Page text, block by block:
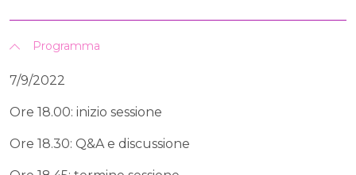
Programma
7/9/2022
Ore 18.00: inizio sessione
Ore 18.30: Q&A e discussione